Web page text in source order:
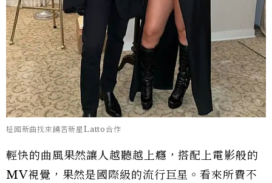
柾國新曲找來饒舌新星Latto合作
輕快的曲風果然讓人越聽越上癮，搭配上電影般的
MV視覺，果然是國際級的流行巨星。看來所費不